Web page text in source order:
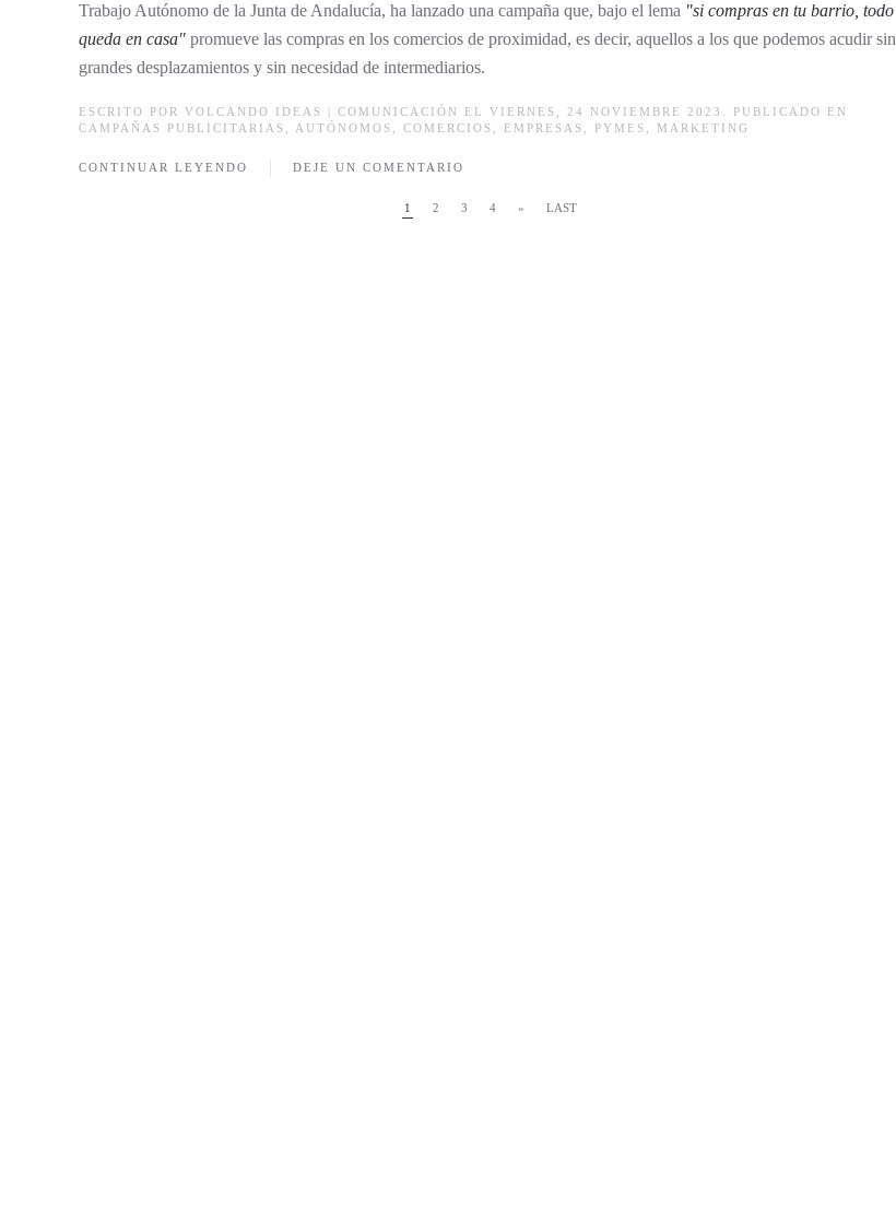
Trabajo Autónomo de la Junta de Andalucía, ha lanzado una campaña que, bajo el lema "si compras en tu barrio, todo
queda en casa" promueve las compras en los comercios de proximidad, es decir, aquellos a los que podemos acudir sin
grandes desplazamientos y sin necesidad de intermediarios.
ESCRITO POR VOLCANDO IDEAS | COMUNICACIÓN
EL VIERNES, 24 NOVIEMBRE 2023. PUBLICADO EN
CAMPAÑAS PUBLICITARIAS
AUTÓNOMOS COMERCIOS EMPRESAS PYMES MARKETING
CONTINUAR LEYENDO DEJE UN COMENTARIO
1 2 3 4 » LAST